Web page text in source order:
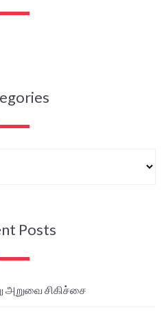
Posts
அறுவை சிகிச்சை